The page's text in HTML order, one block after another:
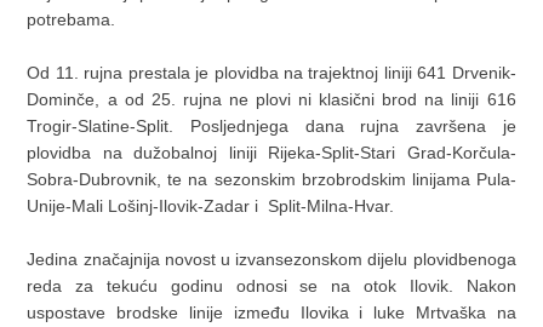
potrebama.
Od 11. rujna prestala je plovidba na trajektnoj liniji 641 Drvenik-
Dominče, a od 25. rujna ne plovi ni klasični brod na liniji 616
Trogir-Slatine-Split. Posljednjega dana rujna završena je
plovidba na dužobalnoj liniji Rijeka-Split-Stari Grad-Korčula-
Sobra-Dubrovnik, te na sezonskim brzobrodskim linijama Pula-
Unije-Mali Lošinj-Ilovik-Zadar i Split-Milna-Hvar.
Jedina značajnija novost u izvansezonskom dijelu plovidbenoga
reda za tekuću godinu odnosi se na otok Ilovik. Nakon
uspostave brodske linije između Ilovika i luke Mrtvaška na